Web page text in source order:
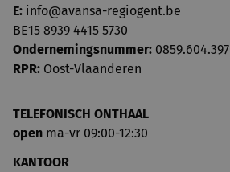
E: info@avansa-regiogent.be
BE15 8939 4415 5730
Ondernemingsnummer: 0859.604.397
RPR: Oost-Vlaanderen
TELEFONISCH ONTHAAL
open ma-vr 09:00-12:30
KANTOOR